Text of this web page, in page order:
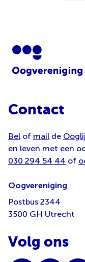
Contact
Bel of mail de
en leven met een
030 294 54 44 of
Oogvereniging
Postbus 2344
3500 GH Utrecht
Volg ons